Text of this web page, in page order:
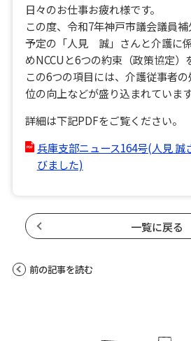
日々のお仕事お疲れ様です。
この度、令和7年神戸市議会議員
予定の「人見 誠」さんと介護に
めNCCUと6つの約束（政策協定）
この6つの項目には、介護従事者
位の向上などが盛り込まれています
詳細は下記PDFをご覧ください。
兵庫支部ニュース164号(人見 誠
びました)
一覧に戻る
前の記事を読む